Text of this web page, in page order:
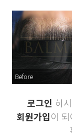
before
로그인 하
회원가입이